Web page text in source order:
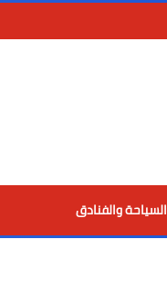
السياحة والفنادق